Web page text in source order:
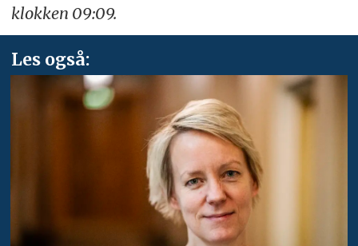
klokken 09:09.
Les også: